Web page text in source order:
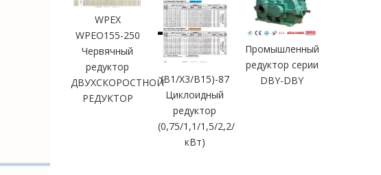
WPEX
WPEO155-250
Червячный
редуктор
ДВУХСКОРОСТНОЙ
РЕДУКТОР
(B1/X3/B15)-87
Циклоидный
редуктор
(0,75/1,1/1,5/2,2/
кВт)
Промышленный
редуктор серии
DBY-DBY